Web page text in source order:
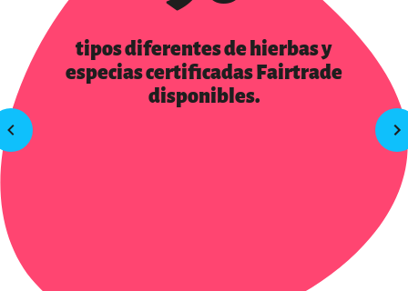
tipos diferentes de hierbas y
especias certificadas Fairtrade
disponibles.